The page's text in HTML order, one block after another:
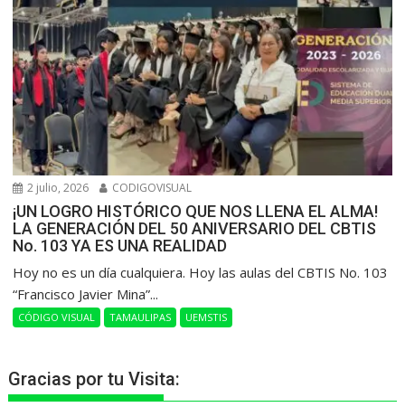
2 julio, 2026 CODIGOVISUAL
¡UN LOGRO HISTÓRICO QUE NOS LLENA EL ALMA!
LA GENERACIÓN DEL 50 ANIVERSARIO DEL CBTIS
No. 103 YA ES UNA REALIDAD
Hoy no es un día cualquiera. Hoy las aulas del CBTIS No. 103
“Francisco Javier Mina”...
CÓDIGO VISUAL TAMAULIPAS UEMSTIS
Gracias por tu Visita: